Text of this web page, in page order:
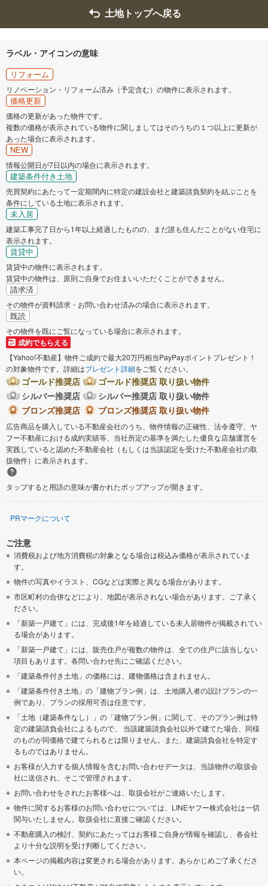
土地トップへ戻る
ラベル・アイコンの意味
リフォーム
リノベーション・リフォーム済み（予定含む）の物件に表示されます。
価格更新
価格の更新があった物件です。
複数の価格が表示されている物件に関しましてはそのうちの１つ以上に更新が
あった場合に表示されます。
NEW
情報公開日が7日以内の場合に表示されます。
建築条件付き土地
売買契約にあたって一定期間内に特定の建設会社と建築請負契約を結ぶことを
条件にしている土地に表示されます。
未入居
建築工事完了日から1年以上経過したものの、まだ誰も住んだことがない住宅に
表示されます。
賃貸中
賃貸中の物件に表示されます。
賃貸中の物件は、原則ご自身でお住まいいただくことができません。
請求済
その物件が資料請求・お問い合わせ済みの場合に表示されます。
既読
その物件を既にご覧になっている場合に表示されます。
成約でもらえる
【Yahoo!不動産】物件ご成約で最大20万円相当PayPayポイントプレゼント！
の対象物件です。詳細はプレゼント詳細をご覧ください。
ゴールド推奨店
ゴールド推奨店 取り扱い物件
シルバー推奨店
シルバー推奨店 取り扱い物件
ブロンズ推奨店
ブロンズ推奨店 取り扱い物件
広告商品を購入している不動産会社のうち、物件情報の正確性、法令遵守、ヤ
フー不動産における成約実績等、当社所定の基準を満たした優良な店舗運営を
実践していると認めた不動産会社（もしくは当該認定を受けた不動産会社の取
扱物件）に表示されます。
タップすると用語の意味が書かれたポップアップが開きます。
PRマークについて
ご注意
消費税および地方消費税の対象となる場合は税込み価格が表示されていま
す。
物件の写真やイラスト、CGなどは実際と異なる場合があります。
市区町村の合併などにより、地図が表示されない場合があります。ご了承く
ださい。
「新築一戸建て」には、完成後1年を経過している未入居物件が掲載されてい
る場合があります。
「新築一戸建て」には、販売住戸が複数の物件は、全ての住戸に該当しない
項目もあります。各問い合わせ先にご確認ください。
「建築条件付き土地」の価格には、建物価格は含まれません。
「建築条件付き土地」の「建物プラン例」は、土地購入者の設計プランの一
例であり、プランの採用可否は任意です。
「土地（建築条件なし）」の「建物プラン例」に関して、そのプラン例は特
定の建築請負会社によるもので、 当該建築請負会社以外で建てた場合、同様
のものが同価格で建てられるとは限りません。また、建築請負会社を特定す
るものではありません。
お客様が入力する個人情報を含むお問い合わせデータは、当該物件の取扱会
社に送信され、そこで管理されます。
お問い合わせをされたお客様へは、取扱会社がご連絡いたします。
物件に関するお客様のお問い合わせについては、LINEヤフー株式会社は一切
関与いたしません。取扱会社に直接ご確認ください。
不動産購入の検討、契約にあたってはお客様ご自身が情報を確認し、各会社
より十分な説明を受け判断してください。
本ページの掲載内容は変更される場合があります。あらかじめご了承くださ
い。